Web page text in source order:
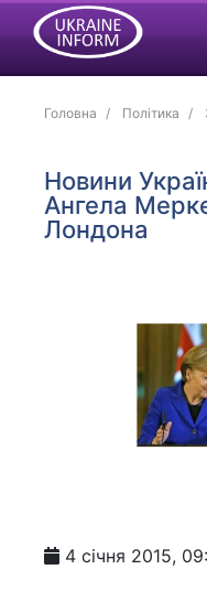
Головна Політика
Новини
Ангела
Лондона
4 січня 2015,